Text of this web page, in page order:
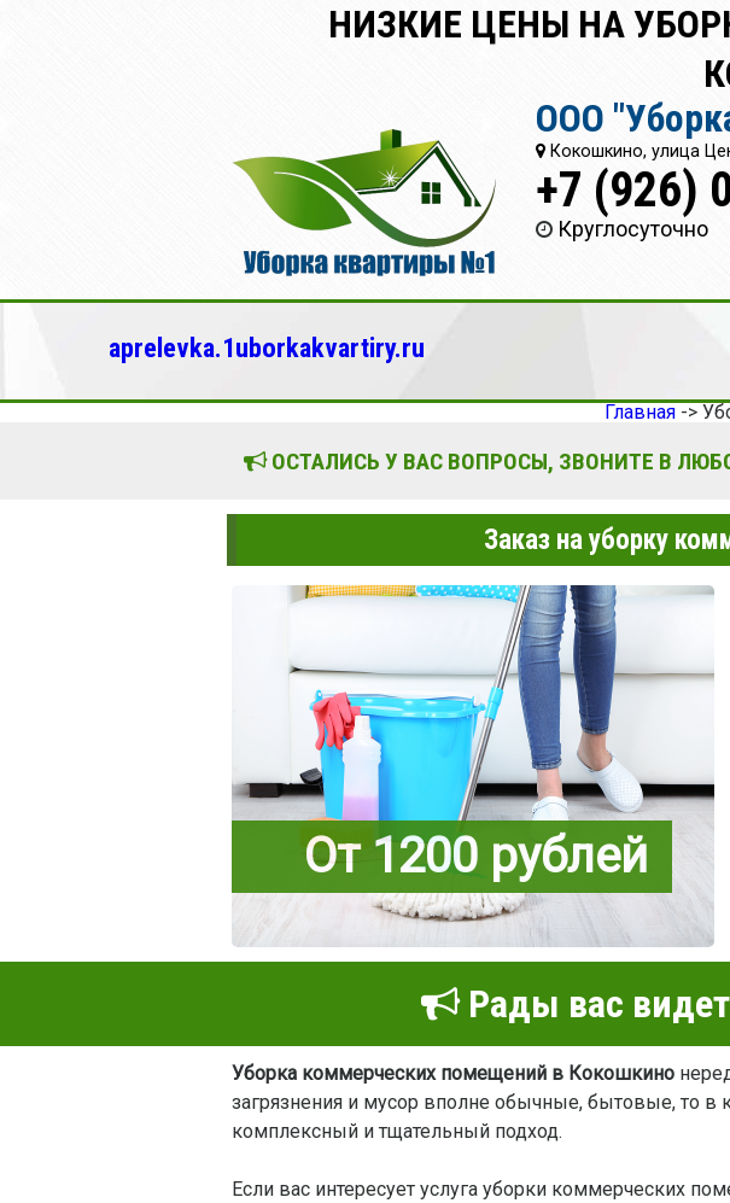
НИЗКИЕ ЦЕНЫ НА
ООО
Кокошкино, улица
+7 (926)
Круглосуточно
aprelevka.1uborkakvartiry.ru
Главная ->
ОСТАЛИСЬ У ВАС ВОПРОСЫ, ЗВОНИТЕ В
Заказ на уборку
От 1200 рублей
Рады вас
Уборка коммерческих помещений в Кокошкино
загрязнения и мусор вполне обычные, бытовые, то в
комплексный и тщательный подход.
Если вас интересует услуга уборки коммерческих